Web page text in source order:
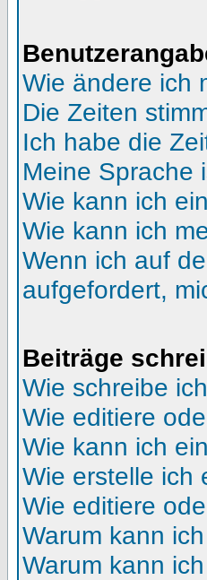
Wie ändere ich
Die Zeiten
Ich habe die
Meine Sprache
Wie kann ich
Wie kann ich
Wenn ich auf
aufgefordert,
Beiträge
Wie schreibe
Wie editiere
Wie kann ich
Wie erstelle ich
Wie editiere
Warum kann
Warum kann